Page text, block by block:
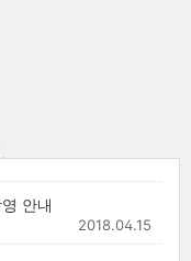
안내
2018.04.15